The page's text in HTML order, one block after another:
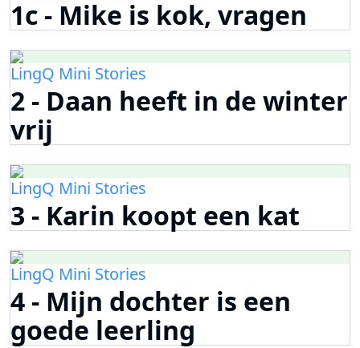
1c - Mike is kok, vragen
LingQ Mini Stories
2 - Daan heeft in de winter
vrij
LingQ Mini Stories
3 - Karin koopt een kat
LingQ Mini Stories
4 - Mijn dochter is een
goede leerling